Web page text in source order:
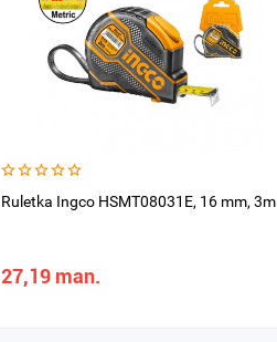
Ruletka Ingco HSMT08031E, 16 mm, 3m
27,19 man.